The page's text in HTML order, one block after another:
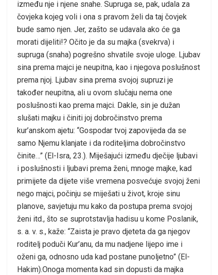
između nje i njene snahe. Supruga se, pak, udala za
čovjeka kojeg voli i ona s pravom želi da taj čovjek
bude samo njen. Jer, zašto se udavala ako će ga
morati dijeliti!? Očito je da su majka (svekrva) i
supruga (snaha) pogrešno shvatile svoje uloge. Ljubav
sina prema majci je neupitna, kao i njegova poslušnost
prema njoj. Ljubav sina prema svojoj supruzi je
također neupitna, ali u ovom slučaju nema one
poslušnosti kao prema majci. Dakle, sin je dužan
slušati majku i činiti joj dobročinstvo prema
kur’anskom ajetu: “Gospodar tvoj zapovijeda da se
samo Njemu klanjate i da roditeljima dobročinstvo
činite…” (El-Isra, 23.). Miješajući između dječije ljubavi
i poslušnosti i ljubavi prema ženi, mnoge majke, kad
primijete da dijete više vremena posvećuje svojoj ženi
nego majci, počinju se miješati u život, kroje sinu
planove, savjetuju mu kako da postupa prema svojoj
ženi itd., što se suprotstavlja hadisu u kome Poslanik,
s. a. v. s., kaže: “Zaista je pravo djeteta da ga njegov
roditelj poduči Kur’anu, da mu nadjene lijepo ime i
oženi ga, odnosno uda kad postane punoljetno” (El-
Hakim).Onoga momenta kad sin dopusti da majka